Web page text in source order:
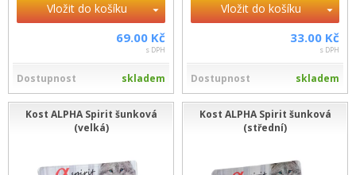
Vložit do košíku
69.00 Kč
s DPH
Dostupnost skladem
Vložit do košíku
33.00 Kč
s DPH
Dostupnost skladem
Kost ALPHA Spirit šunková
(velká)
Kost ALPHA Spirit šunková
(střední)